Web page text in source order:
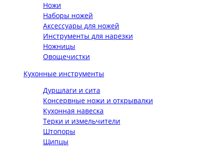
Ножи
Наборы ножей
Аксессуары для ножей
Инструменты для нарезки
Ножницы
Овощечистки
Кухонные инструменты
Дуршлаги и сита
Консервные ножи и открывалки
Кухонная навеска
Терки и измельчители
Штопоры
Щипцы